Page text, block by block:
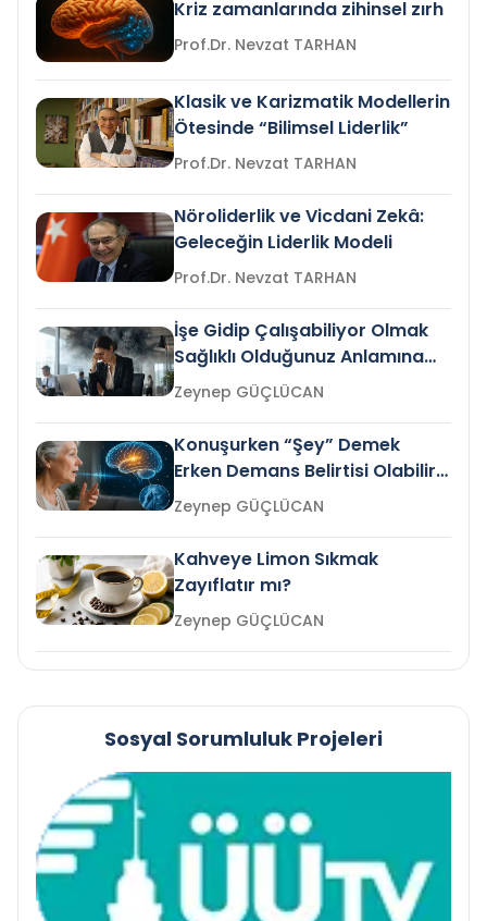
Kriz zamanlarında zihinsel zırh
Prof.Dr. Nevzat TARHAN
Klasik ve Karizmatik Modellerin
Ötesinde “Bilimsel Liderlik”
Prof.Dr. Nevzat TARHAN
Nöroliderlik ve Vicdani Zekâ:
Geleceğin Liderlik Modeli
Prof.Dr. Nevzat TARHAN
İşe Gidip Çalışabiliyor Olmak
Sağlıklı Olduğunuz Anlamına
Gelir mi?Zeynep GÜÇLÜCAN
Konuşurken “Şey” Demek
Erken Demans Belirtisi Olabilir
mi?
Zeynep GÜÇLÜCAN
Kahveye Limon Sıkmak
Zayıflatır mı?
Zeynep GÜÇLÜCAN
Sosyal Sorumluluk Projeleri